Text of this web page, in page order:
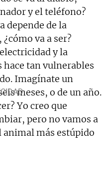
y el teléfono?
depende de la
va a ser?
y la
tan vulnerables
Imagínate un
meses, o de un año.
Yo creo que
pero no vamos a
animal más estúpido